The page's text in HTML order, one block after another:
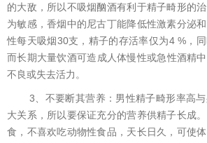
的大敌，所以不吸烟酗酒有利于精子畸形的
为敏感，香烟中的尼古丁能降低性激素分泌
性每天吸烟30支，精子的存活率仅为4 %，同
而长期大量饮酒可造成人体慢性或急性酒精
不良或失去活力。
3、不要断其营养：男性精子畸形率高
大关系，所以要保证充分的营养供精子长成
食，不喜欢吃动物性食品，天长日久，可使